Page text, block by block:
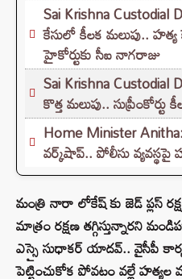
Sai Krishna Custodial
కేసులో కీలక మలుపు..
హైకోర్టుకు సీఐ నాగరాజు
Sai Krishna Custodial
కొత్త మలుపు.. సుప్రీంకోర్టు
Home Minister
వర్క్‌షాప్.. పోలీసు వ్యవస్థపై
మంత్రి నారా లోకేష్ కు జెడ్ ప్లస్
మాత్రం రక్షణ తగ్గిస్తున్నారని
ఎస్సై సుధాకర్‌ యాదవ్.. వైసీపీ
పెట్టించుకోక పోవటం వల్లే హత్యల